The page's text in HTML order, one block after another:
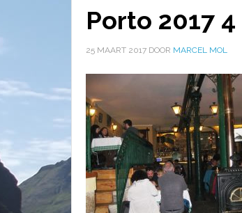
Porto 2017 4
25 MAART 2017 DOOR MARCEL MOL